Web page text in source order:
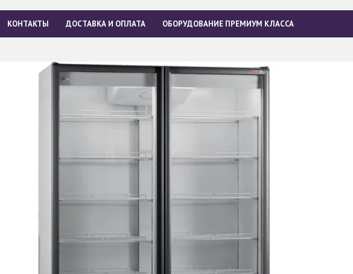
КОНТАКТЫ ДОСТАВКА И ОПЛАТА ОБОРУДОВАНИЕ ПРЕМИУМ КЛАССА